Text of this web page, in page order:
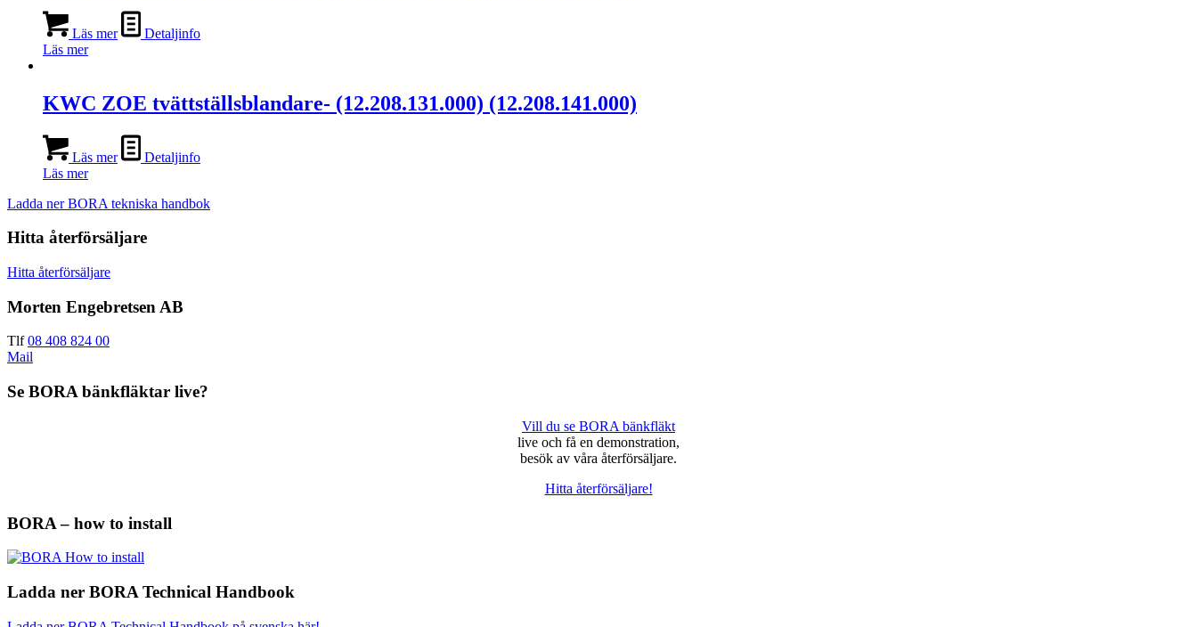
Läs mer
Detaljinfo
Läs mer
KWC ZOE tvättställsblandare- (12.208.131.000) (12.208.141.000)
Läs mer
Detaljinfo
Läs mer
Ladda ner BORA tekniska handbok
Hitta återförsäljare
Hitta återförsäljare
Morten Engebretsen AB
Tlf08 408 824 00
Mail
Se BORA bänkfläktar live?
Vill du se BORA bänkfläkt
live och få en demonstration,
besök av våra återförsäljare.
Hitta återförsäljare!
BORA – how to install
Ladda ner BORA Technical Handbook